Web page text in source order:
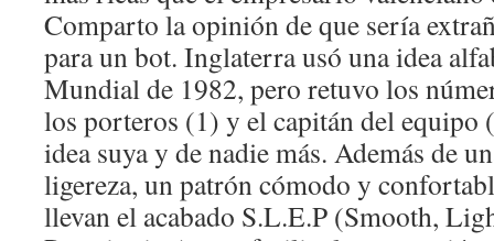
Comparto la opinión de que sería
para un bot. Inglaterra usó una idea
Mundial de 1982, pero retuvo los
los porteros (1) y el capitán del equipo
idea suya y de nadie más. Además de
ligereza, un patrón cómodo y
llevan el acabado S.L.E.P (Smooth,